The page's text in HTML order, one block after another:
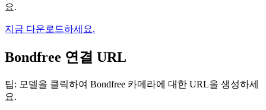
요.
지금 다운로드하세요.
Bondfree 연결 URL
팁: 모델을 클릭하여 Bondfree 카메라에 대한 URL을 생성하세
요.